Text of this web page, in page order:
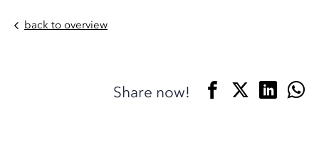
back to overview
Share now!